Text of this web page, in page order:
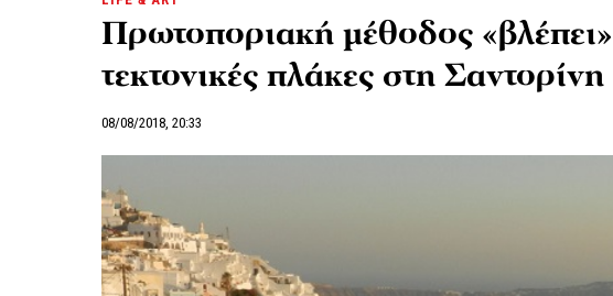
Πρωτοποριακή μέθοδος
τεκτονικές πλάκες στη Σαντορίνη
08/08/2018, 20:33